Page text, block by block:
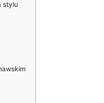
stylu